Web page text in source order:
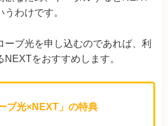
わけです。
ーブ光を申し込むのであれば、利
をおすすめします。
ブ光×NEXT」の特典